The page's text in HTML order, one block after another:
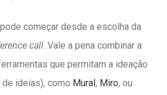
pode começar desde a escolha da
call . Vale a pena combinar a
que permitam a ideação
ideias), como Mural, Miro, ou